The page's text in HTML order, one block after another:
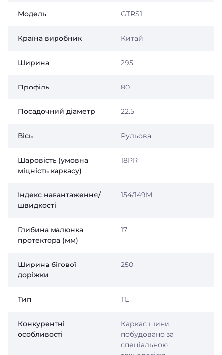
Модель GTRS1
Країна виробник Китай
Ширина 295
Профіль 80
Посадочний діаметр 22.5
Вісь Рульова
Шаровість (умовна
міцність каркасу)
18PR
Індекс навантаження/
швидкості
154/149M
Глибина малюнка
протектора (мм)
17
Ширина бігової
доріжки
250
Тип TL
Конкурентні
особливості
Каркас шини
побудовано за
спеціальною